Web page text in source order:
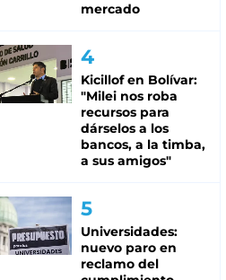
mercado
Kicillof en Bolívar:
"Milei nos roba
recursos para
dárselos a los
bancos, a la timba,
a sus amigos"
Universidades:
nuevo paro en
reclamo del